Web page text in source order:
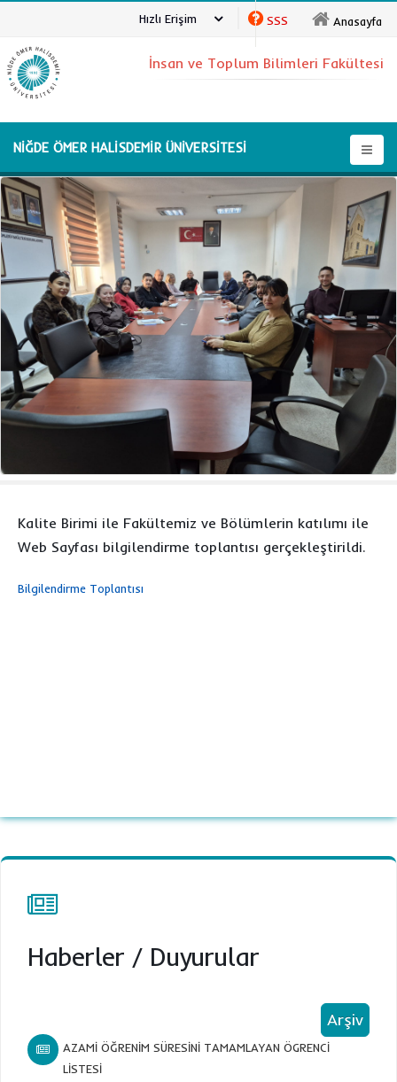
Anasayfa
SSS
Hızlı Erişim
NİĞDE ÖMER HALİSDEMİR ÜNİVERSİTESİ
İnsan ve Toplum Bilimleri Fakültesi
Kalite Birimi ile Fakültemiz ve Bölümlerin katılımı ile
Web Sayfası bilgilendirme toplantısı gerçekleştirildi.
Bilgilendirme Toplantısı
Haberler / Duyurular
Arşiv
AZAMİ ÖĞRENİM SÜRESİNİ TAMAMLAYAN ÖGRENCİ
LİSTESİ